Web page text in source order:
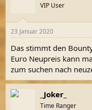
VIP User
23 Januar 2020
Das stimmt den
Euro Neupreis kann
zum suchen nach
_Joker_
Time Ranger